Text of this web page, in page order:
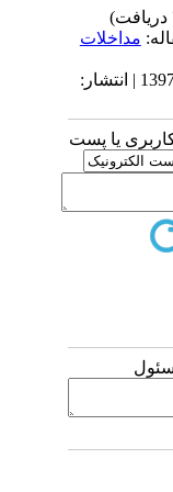
مداخلات
دریافت: 1397/9/3 | پذیرش: 1397/11/24 | انتشار:
یا پست